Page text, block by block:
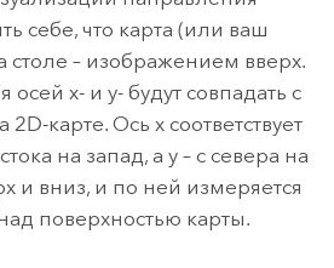
себе, что карта (или ваш
– изображением вверх.
осей x- и y- будут совпадать с
карте. Ось x соответствует
на запад, а y – с севера на
и вниз, и по ней измеряется
поверхностью карты.